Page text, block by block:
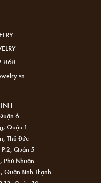
6
Quận 1
Thủ Đức
Quận 5
Phú Nhuận
Quận Bình Thạnh